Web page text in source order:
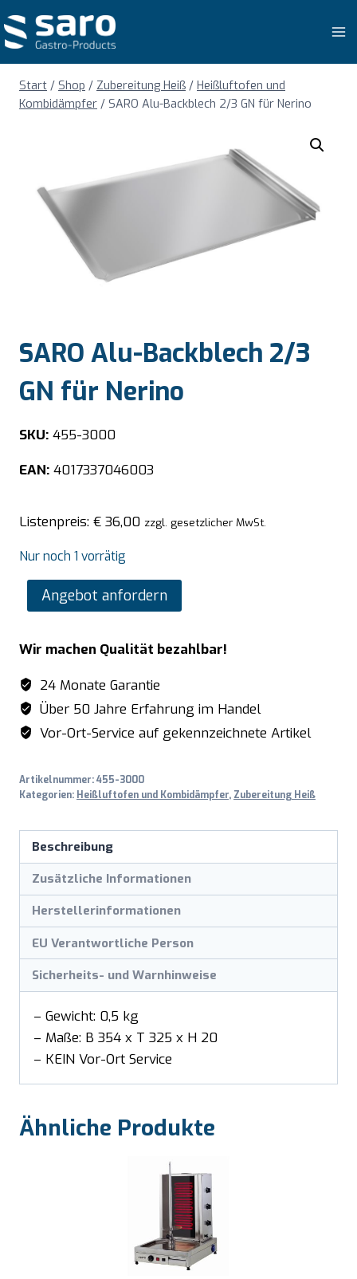
Inhalt
springen
Start / Shop / Zubereitung Heiß / Heißluftofen und
Kombidämpfer / SARO Alu-Backblech 2/3 GN für Nerino
SARO Alu-Backblech 2/3
GN für Nerino
SKU: 455-3000
EAN: 4017337046003
Listenpreis: € 36,00 zzgl. gesetzlicher MwSt.
Nur noch 1 vorrätig
SARO
Alu-
2/3
GN
für
Nerino
Menge
Angebot anfordern
Wir machen Qualität bezahlbar!
24 Monate Garantie
Über 50 Jahre Erfahrung im Handel
Vor-Ort-Service auf gekennzeichnete Artikel
Artikelnummer:455-3000
Kategorien: Heißluftofen und Kombidämpfer, Zubereitung Heiß
Beschreibung
Zusätzliche Informationen
Herstellerinformationen
EU Verantwortliche Person
Sicherheits- und Warnhinweise
– Gewicht: 0,5 kg
– Maße: B 354 x T 325 x H 20
– KEIN Vor-Ort Service
Ähnliche Produkte